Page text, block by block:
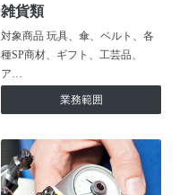
雑貨類
対象商品 玩具、傘、ベルト、各
種SP商材、ギフト、工芸品、
ア…
業務範囲